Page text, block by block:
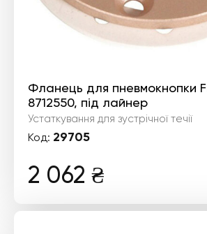
Фланець для пневмокнопки
8712550, під лайнер
Устаткування для зустрічної течії
Код: 29705
2 062 ₴